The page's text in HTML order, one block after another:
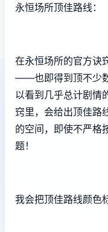
永恒场所顶佳路线：
在永恒场所的官方诀
——也即得到顶不少
以看到几乎总计剧情
窍里，会给出顶佳路
的空间，即使不严格
题！
我会把顶佳路线颜色